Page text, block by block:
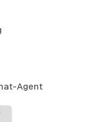
Agent